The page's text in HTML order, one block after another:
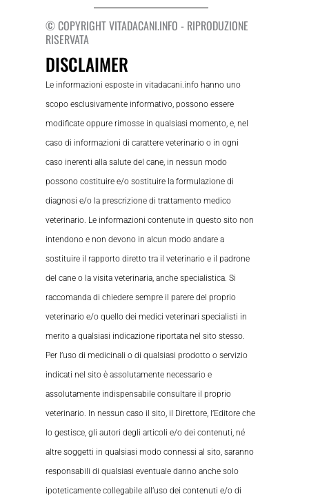
© COPYRIGHT VITADACANI.INFO - RIPRODUZIONE
RISERVATA
DISCLAIMER
Le informazioni esposte in vitadacani.info hanno uno
scopo esclusivamente informativo, possono essere
modificate oppure rimosse in qualsiasi momento, e, nel
caso di informazioni di carattere veterinario o in ogni
caso inerenti alla salute del cane, in nessun modo
possono costituire e/o sostituire la formulazione di
diagnosi e/o la prescrizione di trattamento medico
veterinario. Le informazioni contenute in questo sito non
intendono e non devono in alcun modo andare a
sostituire il rapporto diretto tra il veterinario e il padrone
del cane o la visita veterinaria, anche specialistica. Si
raccomanda di chiedere sempre il parere del proprio
veterinario e/o quello dei medici veterinari specialisti in
merito a qualsiasi indicazione riportata nel sito stesso.
Per l’uso di medicinali o di qualsiasi prodotto o servizio
indicati nel sito è assolutamente necessario e
assolutamente indispensabile consultare il proprio
veterinario. In nessun caso il sito, il Direttore, l’Editore che
lo gestisce, gli autori degli articoli e/o dei contenuti, né
altre soggetti in qualsiasi modo connessi al sito, saranno
responsabili di qualsiasi eventuale danno anche solo
ipoteticamente collegabile all’uso dei contenuti e/o di